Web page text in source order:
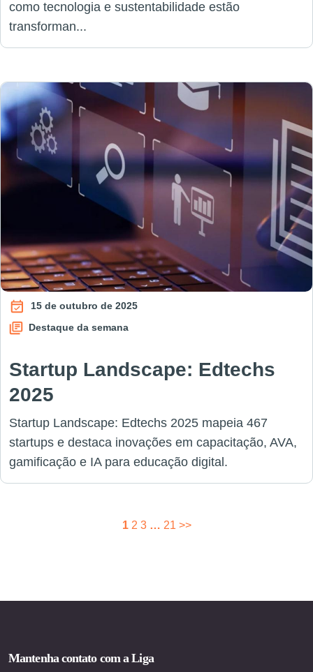
como tecnologia e sustentabilidade estão
transforman...
15 de outubro de 2025
Destaque da semana
Startup Landscape: Edtechs
2025
Startup Landscape: Edtechs 2025 mapeia 467
startups e destaca inovações em capacitação, AVA,
gamificação e IA para educação digital.
Paginação
1 2 3 … 21 >>
Mantenha contato com a Liga